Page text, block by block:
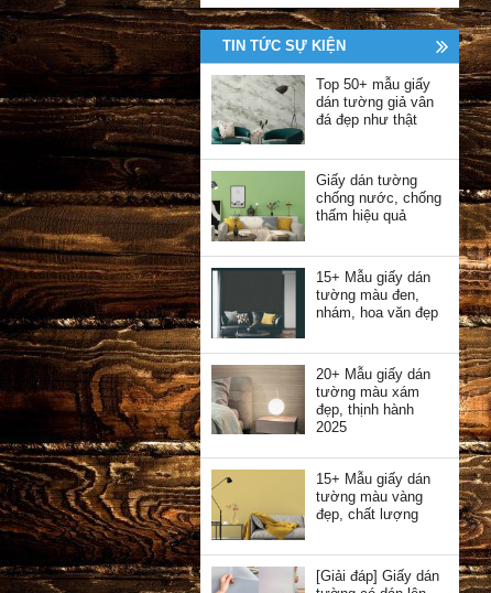
TIN TỨC SỰ KIỆN
Top 50+ mẫu giấy
dán tường giả vân
đá đẹp như thật
Giấy dán tường
chống nước, chống
thấm hiệu quả
15+ Mẫu giấy dán
tường màu đen,
nhám, hoa văn đẹp
20+ Mẫu giấy dán
tường màu xám
đẹp, thịnh hành
2025
15+ Mẫu giấy dán
tường màu vàng
đẹp, chất lượng
[Giải đáp] Giấy dán